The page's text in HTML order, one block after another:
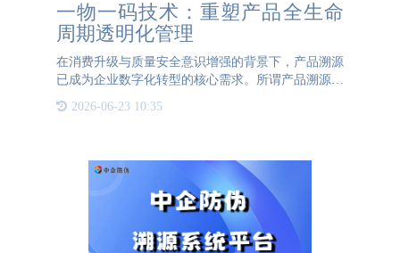
一物一码技术：重塑产品全生命
周期透明化管理
在消费升级与质量安全意识增强的背景下，产品溯源
已成为企业数字化转型的核心需求。所谓产品溯源，
即通过数字化手段完整记录产品从原材料采集、生产
加工到流通销售的全链条信息，构建可查询、可验
2026-06-23 10:35